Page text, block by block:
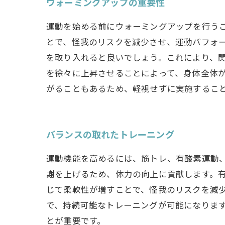
運動を始める前にウォーミングアップを行う
とで、怪我のリスクを減少させ、運動パフ
を取り入れると良いでしょう。これにより、
を徐々に上昇させることによって、身体全体
がることもあるため、軽視せずに実施するこ
バランスの取れたトレーニング
運動機能を高めるには、筋トレ、有酸素運動
謝を上げるため、体力の向上に貢献します。
じて柔軟性が増すことで、怪我のリスクを
で、持続可能なトレーニングが可能になり
とが重要です。